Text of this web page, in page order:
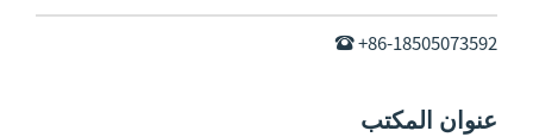
+86-18505073592
عنوان المكتب